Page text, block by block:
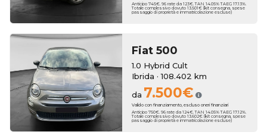
Anticipo 745€. 96 rate da 123€. TAN 14.05% TAEG 17.13%.
Totale complessivo dovuto 13.501€ (kit consegna, spese
passaggio di proprietà e immatricolazione escluse)
Fiat 500
1.0 Hybrid Cult
Ibrida · 108.402 km
da 7.500€
Valido con finanziamento, escluso oneri finanziari
Anticipo 750€. 96 rate da 124€. TAN 14.05% TAEG 17.12%.
Totale complessivo dovuto 13.602€ (kit consegna, spese
passaggio di proprietà e immatricolazione escluse)